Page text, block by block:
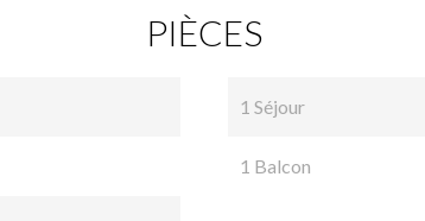
PIÈCES
1 Séjour
1 Balcon